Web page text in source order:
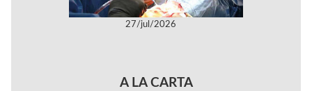
27/jul/2026
A LA CARTA